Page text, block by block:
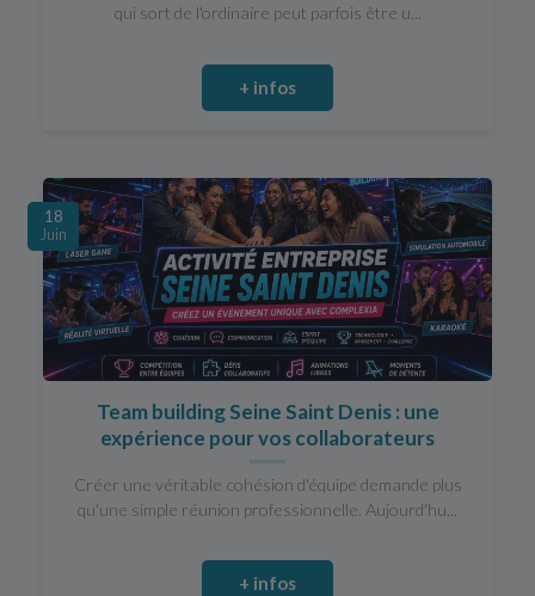
qui sort de l'ordinaire peut parfois être u...
+ infos
18
Juin
Team building Seine Saint Denis : une
expérience pour vos collaborateurs
Créer une véritable cohésion d'équipe demande plus
qu'une simple réunion professionnelle. Aujourd'hu...
+ infos